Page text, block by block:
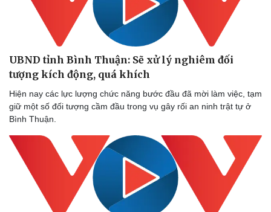
UBND tỉnh Bình Thuận: Sẽ xử lý nghiêm đối
tượng kích động, quá khích
Hiện nay các lực lượng chức năng bước đầu đã mời làm việc, tạm
giữ một số đối tượng cầm đầu trong vụ gây rối an ninh trật tự ở
Bình Thuận.